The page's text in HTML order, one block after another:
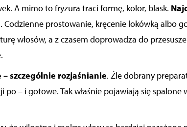
A mimo to fryzura traci formę, kolor, blask.
. Codzienne prostowanie, kręcenie lokówką albo
włosów, a z czasem doprowadza do
szczególnie rozjaśnianie. Źle dobrany
– i gotowe. Tak właśnie pojawiają sięspalone